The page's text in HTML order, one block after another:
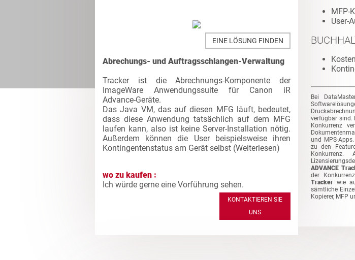
EINE LÖSUNG FINDEN
Abrechungs- und Auftragsschlangen-Verwaltung
Tracker ist die Abrechnungs-Komponente der
ImageWare Anwendungssuite für Canon iR
Advance-Geräte.
Das Java VM, das auf diesen MFG läuft, bedeutet,
dass diese Anwendung tatsächlich auf dem MFG
laufen kann, also ist keine Server-Installation nötig.
Außerdem können die User beispielsweise ihren
Kontingentenstatus am Gerät selbst (Weiterlesen)
wo zu kaufen :
Ich würde gerne eine Vorführung sehen.
KONTAKTIEREN SIE
UNS
MFP-
User-
Bei
verfügbar sind.
Konkurrenz
und MPS-
zu den
Konkurrenz.
ADVANCE
der
Tracker wie
sämtliche
Kopierer, MFP